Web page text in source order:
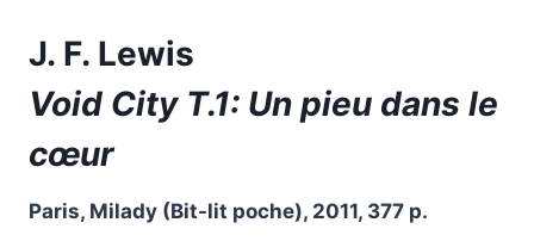
J. F. Lewis
Void City T.1: Un pieu dans le
cœur
Paris, Milady (Bit-lit poche), 2011, 377 p.